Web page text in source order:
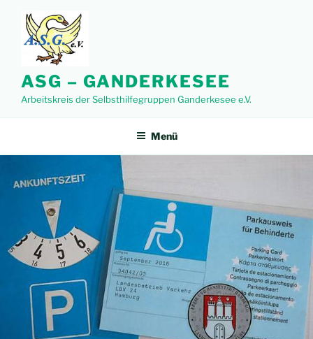
Inhalt
springen
ASG – GANDERKESEE
Arbeitskreis der Selbsthilfegruppen Ganderkesee e.V.
Menü